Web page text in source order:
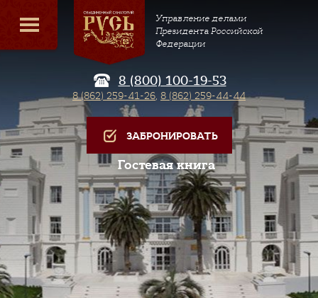
Управление делами
Президента Российской
Федерации
8 (800) 100-19-53
8 (862) 259-41-26, 8 (862) 259-44-44
ЗАБРОНИРОВАТЬ
Гостевая книга